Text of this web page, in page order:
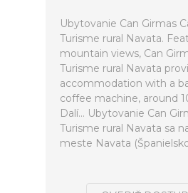
Ubytovanie Can Girmas
Turisme rural Navata.
mountain views, Can
Turisme rural Navata
accommodation with a
coffee machine, around
Dalí... Ubytovanie Can
Turisme rural Navata sa
meste Navata